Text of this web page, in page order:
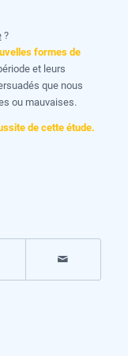
?
formes de
et leurs
que nous
ou mauvaises.
de cette étude.